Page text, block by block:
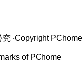
究 ‧Copyright PChome
of PChome